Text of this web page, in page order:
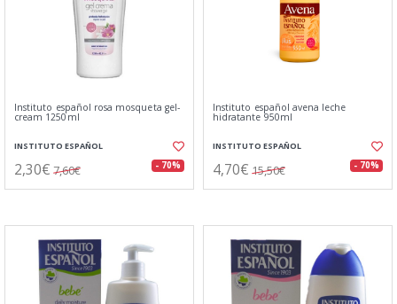
Instituto español rosa mosqueta gel-
cream 1250ml
INSTITUTO ESPAÑOL
2,30€ 7,60€ - 70%
Instituto español avena leche
hidratante 950ml
INSTITUTO ESPAÑOL
4,70€ 15,50€ - 70%